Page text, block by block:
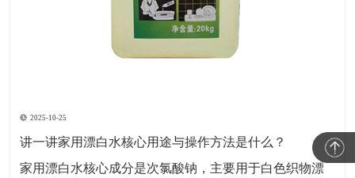
2025-10-25
讲一讲家用漂白水核心用途与操作方法是什么？
家用漂白水核心成分是次氯酸钠，主要用于白色织物漂